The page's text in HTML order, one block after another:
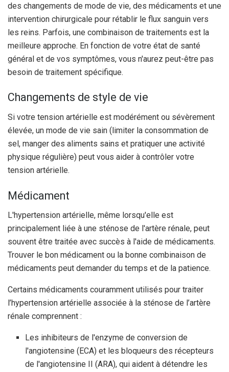
des changements de mode de vie, des médicaments et une
intervention chirurgicale pour rétablir le flux sanguin vers
les reins. Parfois, une combinaison de traitements est la
meilleure approche. En fonction de votre état de santé
général et de vos symptômes, vous n'aurez peut-être pas
besoin de traitement spécifique.
Changements de style de vie
Si votre tension artérielle est modérément ou sévèrement
élevée, un mode de vie sain (limiter la consommation de
sel, manger des aliments sains et pratiquer une activité
physique régulière) peut vous aider à contrôler votre
tension artérielle.
Médicament
L'hypertension artérielle, même lorsqu'elle est
principalement liée à une sténose de l'artère rénale, peut
souvent être traitée avec succès à l'aide de médicaments.
Trouver le bon médicament ou la bonne combinaison de
médicaments peut demander du temps et de la patience.
Certains médicaments couramment utilisés pour traiter
l’hypertension artérielle associée à la sténose de l’artère
rénale comprennent :
Les inhibiteurs de l'enzyme de conversion de
l'angiotensine (ECA) et les bloqueurs des récepteurs
de l'angiotensine II (ARA), qui aident à détendre les